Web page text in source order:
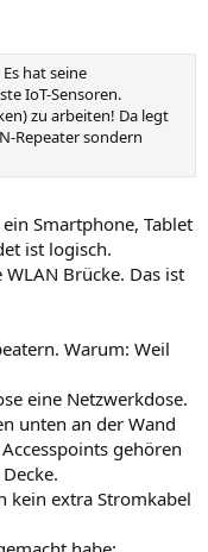
hat seine
IoT-Sensoren.
zu arbeiten! Da legt
Repeater sondern
Smartphone, Tablet
ist logisch.
Brücke. Das ist
Warum: Weil
eine Netzwerkdose.
unten an der Wand
gehören
kein extra Stromkabel